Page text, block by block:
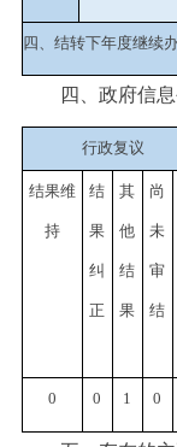
四、结转下年度继续
四、政府信息
行政复议
结果维
持
结
果
纠
正
其
他
结
果
尚
未
审
结
0 0 1 0